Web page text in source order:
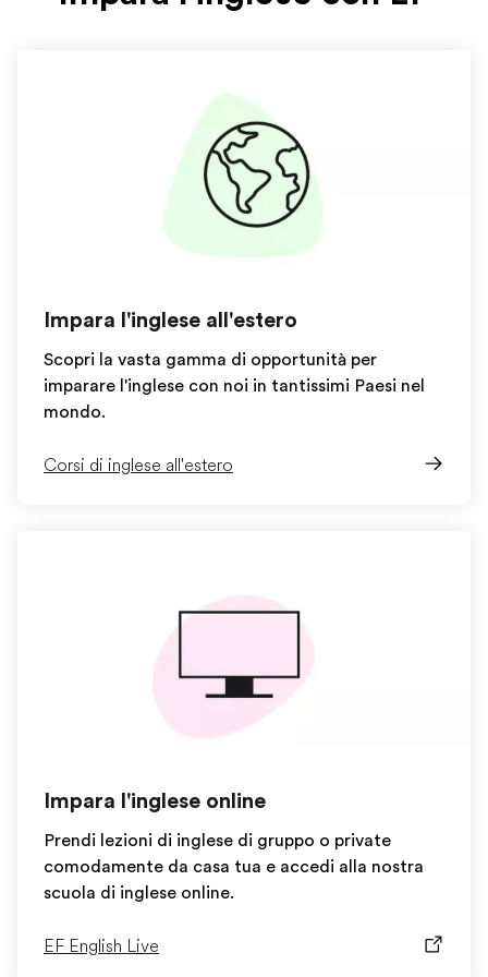
Impara l'inglese all'estero
Scopri la vasta gamma di opportunità per
imparare l'inglese con noi in tantissimi Paesi nel
mondo.
Corsi di inglese all'estero
Impara l'inglese online
Prendi lezioni di inglese di gruppo o private
comodamente da casa tua e accedi alla nostra
scuola di inglese online.
EF English Live